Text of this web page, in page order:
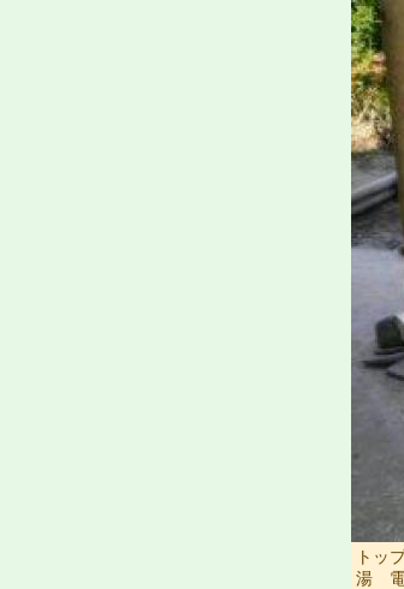
トッ
湯 電